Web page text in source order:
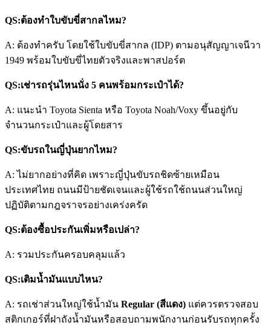
QS:ต้องทำใบขับขี่สากลไหม?
A: ต้องทำครับ โดยใช้ใบขับขี่สากล (IDP) ตามอนุสัญญาเจนีวา
1949 พร้อมใบขับขี่ไทยตัวจริงและพาสปอร์ต
QS:เช่ารถรุ่นไหนนั่ง 5 คนพร้อมกระเป๋าได้?
A: แนะนำ Toyota Sienta หรือ Toyota Noah/Voxy ขึ้นอยู่กับ
จำนวนกระเป๋าและผู้โดยสาร
QS:ขับรถในญี่ปุ่นยากไหม?
A: ไม่ยากอย่างที่คิด เพราะญี่ปุ่นขับรถชิดซ้ายเหมือน
ประเทศไทย ถนนมีป้ายชัดเจนและผู้ใช้รถใช้ถนนส่วนใหญ่
ปฏิบัติตามกฎจราจรอย่างเคร่งครัด
QS:ต้องซื้อประกันเพิ่มหรือเปล่า?
A: รวมประกันครอบคลุมแล้ว
QS:เติมน้ำมันแบบไหน?
A: รถเช่าส่วนใหญ่ใช้น้ำมัน Regular (สีแดง) แต่ควรตรวจสอบ
สติกเกอร์ที่ฝาถังน้ำมันหรือสอบถามพนักงานก่อนรับรถทุกครั้ง